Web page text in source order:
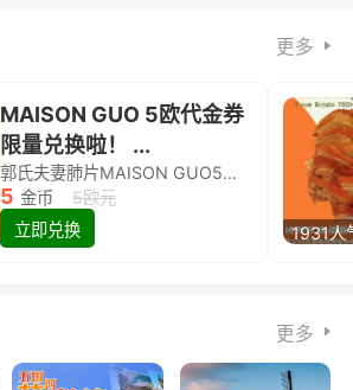
更多
MAISON GUO 5欧代金券
限量兑换啦！ ...
郭氏夫妻肺片MAISON GUO5欧代金券限量兑换啦！
5 金币
5欧元
立即兑换
1931人
更多